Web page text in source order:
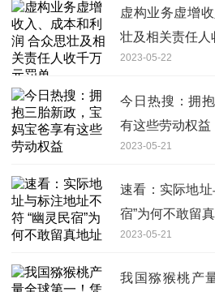
虚构业务虚增
壮及相关责任人
2023-05-22
今日热搜：拥
有这些劳动权益
2023-05-21
速看：实际地
宿”为何不敢留
2023-05-21
我国猕猴桃产